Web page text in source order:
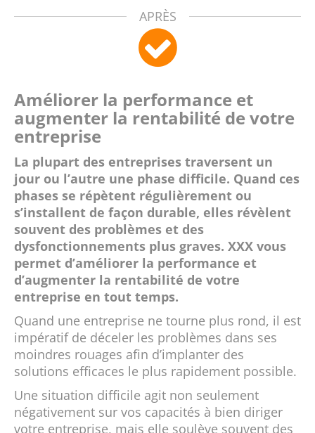
APRÈS
Améliorer la performance et
augmenter la rentabilité de votre
entreprise
La plupart des entreprises traversent un
jour ou l’autre une phase difficile. Quand ces
phases se répètent régulièrement ou
s’installent de façon durable, elles révèlent
souvent des problèmes et des
dysfonctionnements plus graves. XXX vous
permet d’améliorer la performance et
d’augmenter la rentabilité de votre
entreprise en tout temps.
Quand une entreprise ne tourne plus rond, il est
impératif de déceler les problèmes dans ses
moindres rouages afin d’implanter des
solutions efficaces le plus rapidement possible.
Une situation difficile agit non seulement
négativement sur vos capacités à bien diriger
votre entreprise, mais elle soulève souvent des